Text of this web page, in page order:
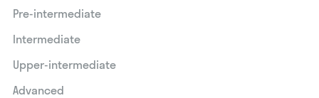
Pre-intermediate
Intermediate
Upper-intermediate
Advanced